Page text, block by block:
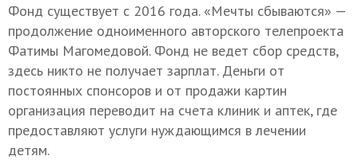
Фонд существует с 2016 года. «Мечты сбываются» —
продолжение одноименного авторского телепроекта
Фатимы Магомедовой. Фонд не ведет сбор средств,
здесь никто не получает зарплат. Деньги от
постоянных спонсоров и от продажи картин
организация переводит на счета клиник и аптек, где
предоставляют услуги нуждающимся в лечении
детям.